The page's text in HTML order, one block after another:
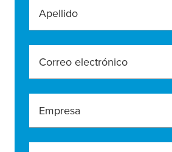
Apellido
Correo electrónico
Empresa